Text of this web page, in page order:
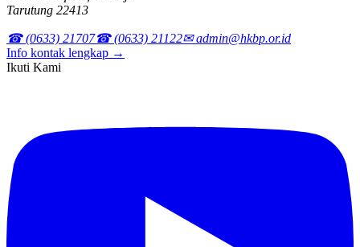
Tarutung 22413
☎ (0633) 21707☎ (0633) 21122✉ admin@hkbp.or.id
Info kontak lengkap →
Ikuti Kami